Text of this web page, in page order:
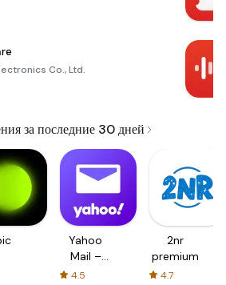
Co., Ltd.
за последние 30 дней
Yahoo
Mail –
Organized
4.5
2nr
premium
4.7